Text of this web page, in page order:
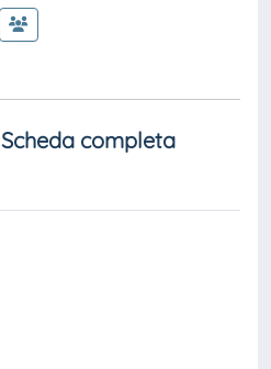
Scheda completa